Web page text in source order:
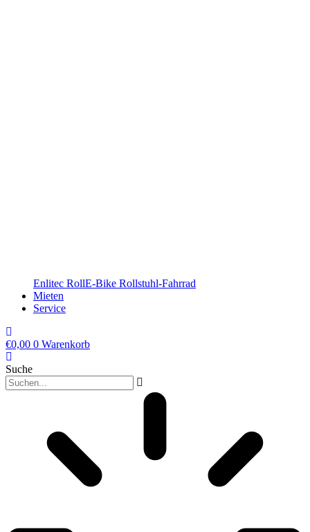
Enlitec RollE-Bike Rollstuhl-Fahrrad
Mieten
Service
€0,00 0 Warenkorb
Suche